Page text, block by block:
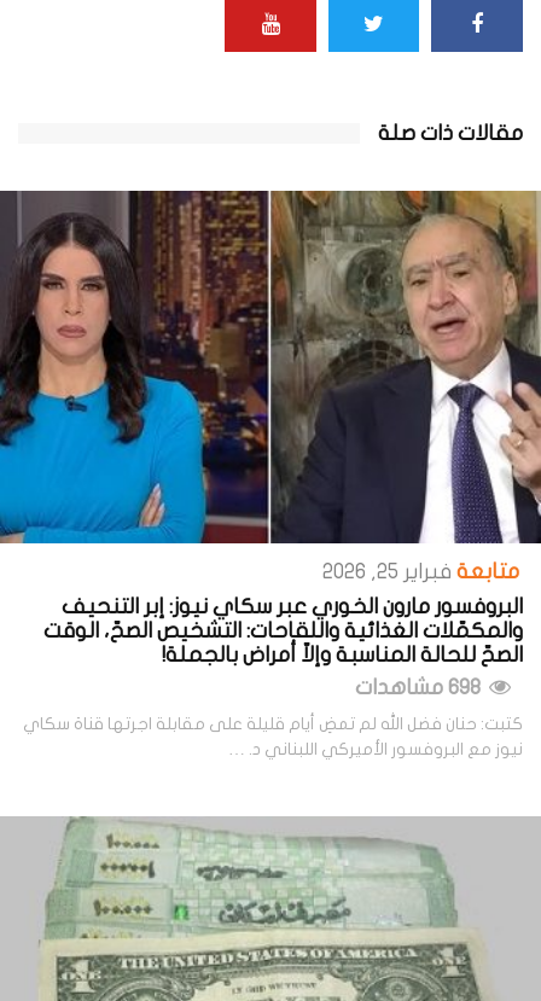
مقالات ذات صلة
متابعة فبراير 25, 2026
البروفسور مارون الخوري عبر سكاي نيوز: إبر التنحيف
والمكمّلات الغذائية واللقاحات: التشخيص الصحّ، الوقت
الصحّ للحالة المناسبة وإلاّ أمراض بالجملة!
كتبت: حنان فضل الله لم تمضِ أيام قليلة على مقابلة اجرتها قناة سكاي
نيوز مع البروفسور الأميركي اللبناني د. …